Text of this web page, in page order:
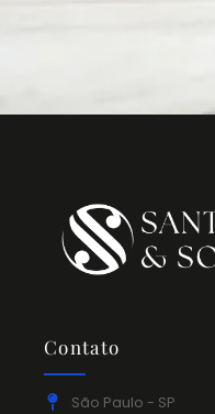
Contato
São Paulo - SP